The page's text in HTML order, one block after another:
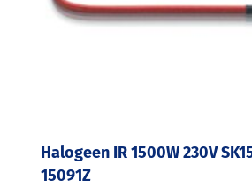
Halogeen IR 1500W 230V
15091Z